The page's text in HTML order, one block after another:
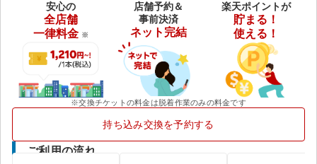
安心の
全店舗
一律料金 ※
店舗予約＆
事前決済
ネット完結
楽天ポイントが
貯まる！
使える！
※交換チケットの料金は脱着作業のみの料金です
持ち込み交換を予約する
ご利用の流れ